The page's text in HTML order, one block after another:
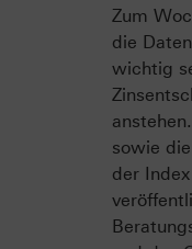
Zum
die
wichtig
sowie
der